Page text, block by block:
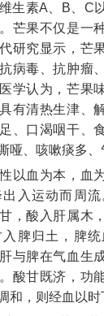
生素A、B、C
芒果不仅是一
研究显示，芒
病毒、抗肿瘤
学认为，芒果
有清热生津、
、口渴咽干、
哑、咳嗽痰多、
以血为本，血
入运动而周
，酸入肝属木
入脾归土，脾
与脾在气血生
酸甘既济，功
和，则经血以时